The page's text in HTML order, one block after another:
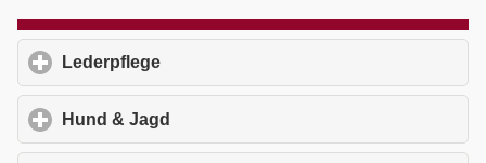
Lederpflege
Hund & Jagd